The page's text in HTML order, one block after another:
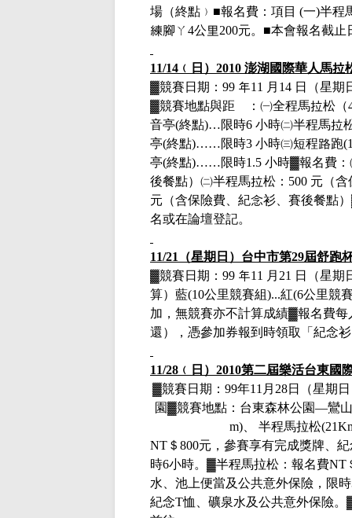
場（終點﹚■報名費：項目 (一)半程
練腳ㄚ 4公里200元。■本會報名截止
11/14 ﹙日） 2010 澎湖國際華人馬拉
▓競賽日期： 99 年11 月 14 日（星期
▓競賽地點與距離： ㈠全程馬拉松（
音亭(終點)…限時6 小時㈡半程馬拉
亭(終點)……限時3 小時㈢短程路跑
亭(終點)……限時1.5 小時▓報名費：
後餐點）㈡半程馬拉松： 500 元（含
元（含保險費、紀念衫、賽後餐點
名或在論壇登記。
11/21 （星期日）台中市第29屆舒跑
▓競賽日期： 99 年11 月 21 日（星期
算）藍(10公里競賽組)...紅(6公里競
加，無競賽亦不計算成績▓報名費每
還），憑參加券報到時領取「紀念
11/28 ﹙日） 2010第二屆樂活台東國
▓競賽日期： 99年11 月 28日（星期
園▓競賽地點：台東森林公園—鸞
m)、 半程馬拉松
NT ＄ 800元，參賽享有完成獎牌、紀
時6小時。▓半程馬拉松：報名費NT
水、池上便當及公共意外保險，限時
紀念T恤、礦泉水及公共意外保險